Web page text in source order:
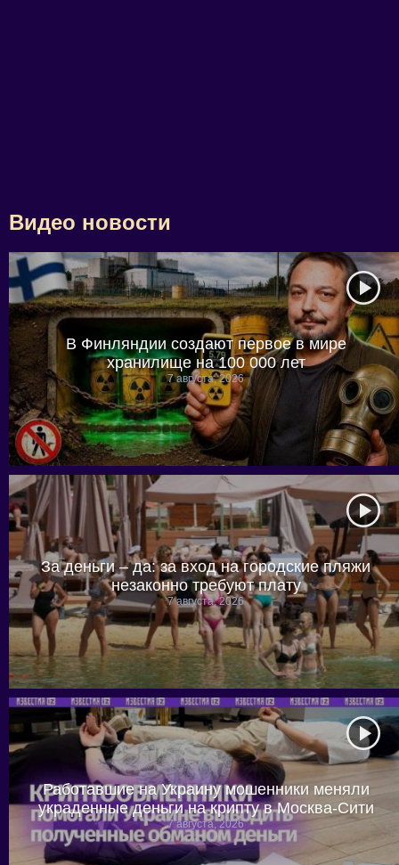
Видео новости
В Финляндии создают первое в мире
хранилище на 100 000 лет
7 августа, 2026
За деньги – да: за вход на городские пляжи
незаконно требуют плату
7 августа, 2026
Работавшие на Украину мошенники меняли
украденные деньги на крипту в Москва-Сити
7 августа, 2026